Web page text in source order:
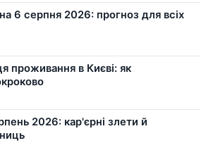
6 серпня 2026: прогноз для всіх
проживання в Києві: як
2026: кар'єрні злети й